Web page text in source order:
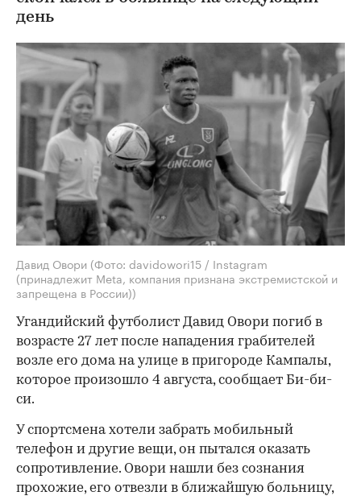
день
Давид Овори (Фото: davidowori15 / Instagram
(принадлежит Meta, компания признана экстремистской и
запрещена в России))
Угандийский футболист Давид Овори погиб в
возрасте 27 лет после нападения грабителей
возле его дома на улице в пригороде Кампалы,
которое произошло 4 августа, сообщает Би-би-
си.
У спортсмена хотели забрать мобильный
телефон и другие вещи, он пытался оказать
сопротивление. Овори нашли без сознания
прохожие, его отвезли в ближайшую больницу,